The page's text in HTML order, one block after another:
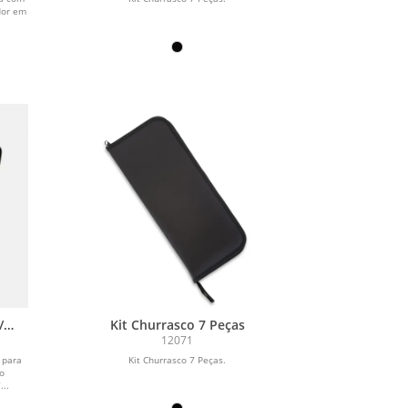
em
Kit Churrasco 7 Peças
12071
Kit Churrasco 7 Peças.